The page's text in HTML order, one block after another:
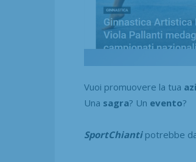
Vuoi promuovere la tua
Una sagra? Un evento?
SportChianti potrebbe